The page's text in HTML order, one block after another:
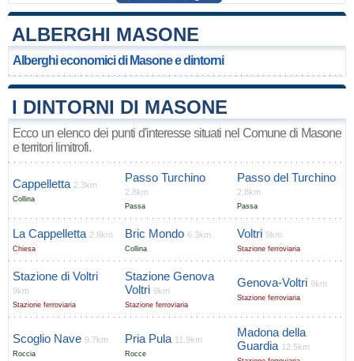
ALBERGHI MASONE
Alberghi economici di Masone e dintorni
I DINTORNI DI MASONE
Ecco un elenco dei punti d'interesse situati nel Comune di Masone
e territori limitrofi.
Cappelletta 2.3km
Collina
Passo Turchino
2.8km
Passa
Passo del Turchino
2.8km
Passa
La Cappelletta 2.8km
Chiesa
Bric Mondo 6.3km
Collina
Voltri 9km
Stazione ferroviaria
Stazione di Voltri
9km
Stazione ferroviaria
Stazione Genova
Voltri 9km
Stazione ferroviaria
Genova-Voltri 9km
Stazione ferroviaria
Scoglio Nave 9.7km
Roccia
Pria Pula 11.9km
Rocce
Madona della
Guardia 12.5km